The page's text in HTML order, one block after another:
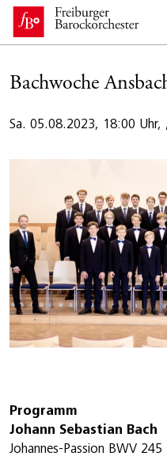
Bachwoche
Sa. 05.08.2023, 18:00 Uhr,
Programm
Johann Sebastian Bach
Johannes-Passion BWV 245